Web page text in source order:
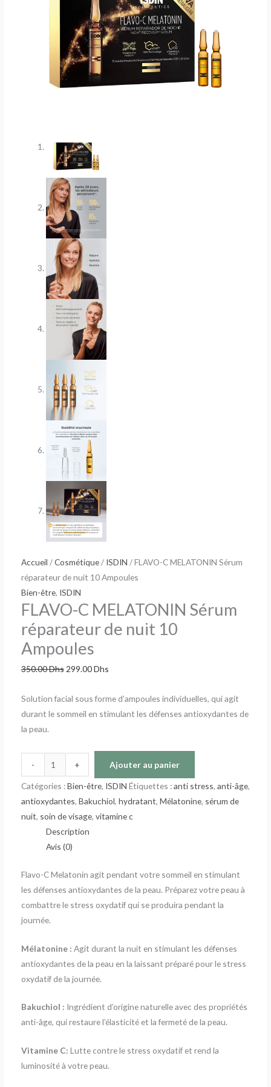
Accueil /Cosmétique/ ISDIN / FLAVO-C MELATONIN Sérum
réparateur de nuit 10 Ampoules
Bien-être, ISDIN
FLAVO-C MELATONIN Sérum
réparateur de nuit 10
Ampoules
350.00Dhs 299.00Dhs
Solution facial sous forme d’ampoules individuelles, qui agit
durant le sommeil en stimulant les défenses antioxydantes de
la peau.
- + Ajouter au panier
Catégories :Bien-être, ISDIN Étiquettes :anti stress, anti-âge,
antioxydantes, Bakuchiol, hydratant, Mélatonine, sérum de
nuit, soin de visage, vitamine c
Description
Avis (0)
Flavo-C Melatonin agit pendant votre sommeil en stimulant
les défenses antioxydantes de la peau. Préparez votre peau à
combattre le stress oxydatif qui se produira pendant la
journée.
Mélatonine : Agit durant la nuit en stimulant les défenses
antioxydantes de la peau en la laissant préparé pour le stress
oxydatif de la journée.
Bakuchiol : Ingrédient d’origine naturelle avec des propriétés
anti-âge, qui restaure l’élasticité et la fermeté de la peau.
Vitamine C: Lutte contre le stress oxydatif et rend la
luminosité à votre peau.